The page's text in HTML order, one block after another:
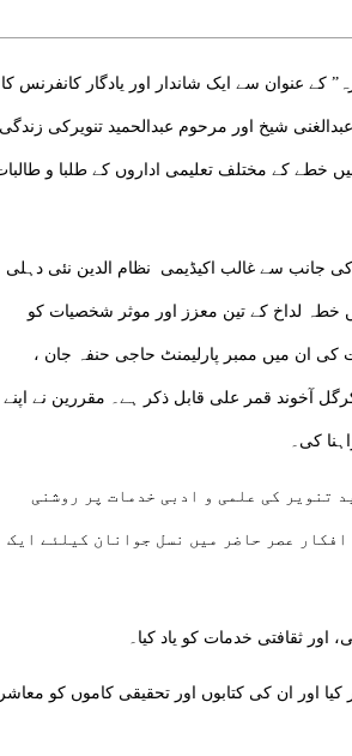
عنوان سے ایک شاندار اور یادگار کانفرنس کا
شیخ اور مرحوم عبدالحمید تنویرکی
خطے کے مختلف تعلیمی اداروں کے طلبا و
جانب سے غالب اکیڈیمی نظام الدین نئی دہلی
خطہ لداخ کے تین معزز اور موثر شخصیات کو
کی ان میں ممبر پارلیمنٹ حاجی حنفہ جان ،
آخوند قمر علی قابل ذکر ہے۔ مقررین نے اپنے
کی۔
تنویر کی علمی و ادبی خدمات پر روشنی
عصر حاضر میں نسل جوانان کیلئے ایک
ثقافتی خدمات کو یاد کیا۔
اور ان کی کتابوں اور تحقیقی کاموں کو